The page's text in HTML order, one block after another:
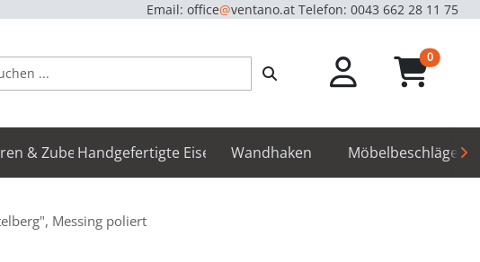
Email: office@ventano.at Telefon: 0043 662 28 11 75
0unread
& ZubehörHandgefertigte Eisenbeschläge
Wandhaken Möbelbeschläge
Messing poliert